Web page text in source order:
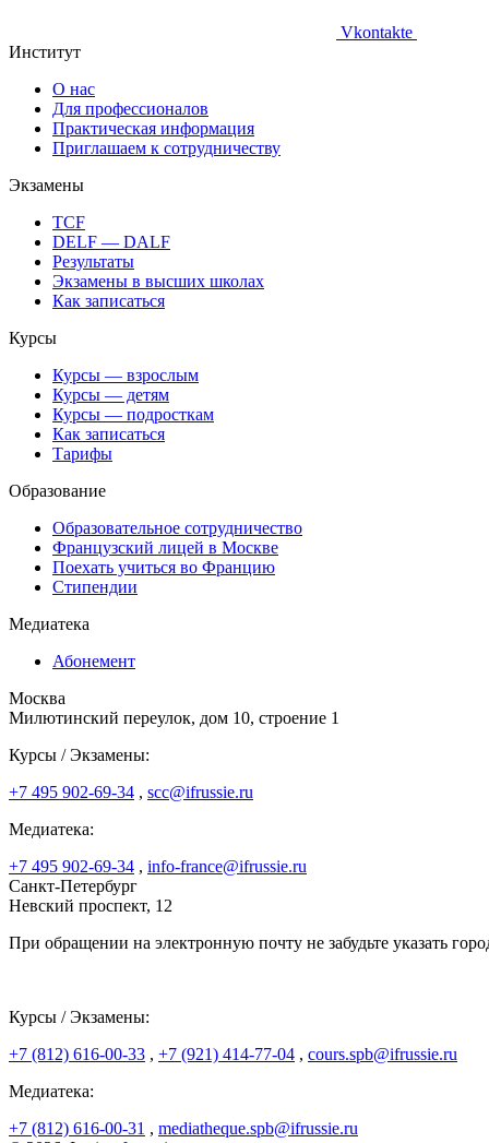
Vkontakte
Институт
О нас
Для профессионалов
Практическая информация
Приглашаем к сотрудничеству
Экзамены
TCF
DELF — DALF
Результаты
Экзамены в высших школах
Как записаться
Курсы
Курсы — взрослым
Курсы — детям
Курсы — подросткам
Как записаться
Тарифы
Образование
Образовательное сотрудничество
Французский лицей в Москве
Поехать учиться во Францию
Стипендии
Медиатека
Абонемент
Москва
Милютинский переулок, дом 10, строение 1
Курсы / Экзамены:
+7 495 902-69-34 , scc@ifrussie.ru
Медиатека:
+7 495 902-69-34 , info-france@ifrussie.ru
Санкт-Петербург
Невский проспект, 12
При обращении на электронную почту не забудьте указать
Курсы / Экзамены:
+7 (812) 616-00-33 , +7 (921) 414-77-04 , cours.spb@ifrussie.ru
Медиатека:
+7 (812) 616-00-31 , mediatheque.spb@ifrussie.ru